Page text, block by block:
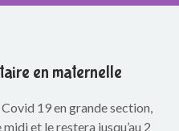
en maternelle
19 en grande section,
et le restera jusqu’au 2